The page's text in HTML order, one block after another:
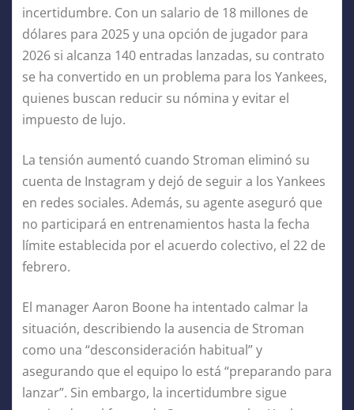
incertidumbre. Con un salario de 18 millones de
dólares para 2025 y una opción de jugador para
2026 si alcanza 140 entradas lanzadas, su contrato
se ha convertido en un problema para los Yankees,
quienes buscan reducir su nómina y evitar el
impuesto de lujo.
La tensión aumentó cuando Stroman eliminó su
cuenta de Instagram y dejó de seguir a los Yankees
en redes sociales. Además, su agente aseguró que
no participará en entrenamientos hasta la fecha
límite establecida por el acuerdo colectivo, el 22 de
febrero.
El manager Aaron Boone ha intentado calmar la
situación, describiendo la ausencia de Stroman
como una “desconsideración habitual” y
asegurando que el equipo lo está “preparando para
lanzar”. Sin embargo, la incertidumbre sigue